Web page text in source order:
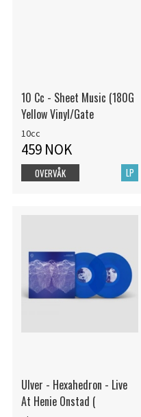
10 Cc - Sheet Music (180G
Yellow Vinyl/Gate
10cc
459 NOK
LP
OVERVÅK
Ulver - Hexahedron - Live
At Henie Onstad (